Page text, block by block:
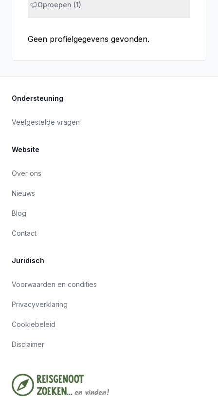
Oproepen (1)
Geen profielgegevens gevonden.
Ondersteuning
Veelgestelde vragen
Website
Over ons
Nieuws
Blog
Contact
Juridisch
Voorwaarden en condities
Privacyverklaring
Cookiebeleid
Disclaimer